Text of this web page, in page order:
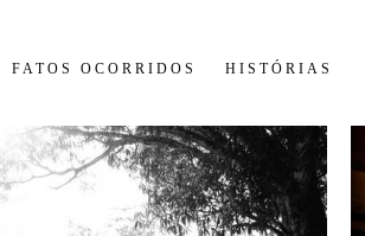
FATOS OCORRIDOS HISTÓRIAS